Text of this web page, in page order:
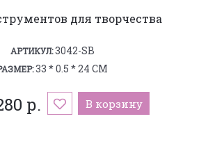
для творчества
АРТИКУЛ:3042-SB
33 * 0.5 * 24 СМ
р. В корзину